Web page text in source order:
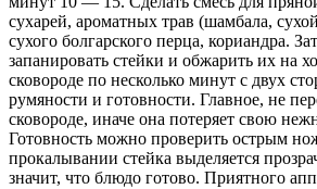
сухарей, ароматных трав (шамбала,
сухого болгарского перца, кориандра.
запанировать стейки и обжарить их на
сковороде по несколько минут с двух
румяности и готовности. Главное, не
сковороде, иначе она потеряет свою
Готовность можно проверить острым
прокалывании стейка выделяется
значит, что блюдо готово. Приятного